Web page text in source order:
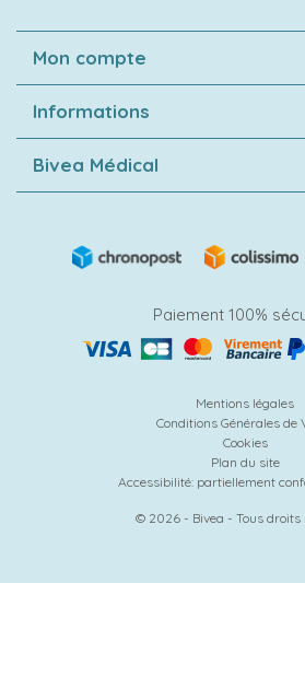
Mon compte
Informations
Bivea Médical
Paiement 100%
Mentions légales
Conditions Générales de
Cookies
Plan du site
Accessibilité: partiellement
© 2026 - Bivea - Tous droits